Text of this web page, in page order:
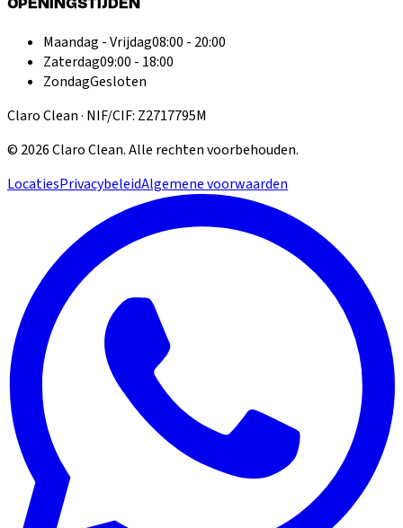
Maandag - Vrijdag08:00 - 20:00
Zaterdag09:00 - 18:00
ZondagGesloten
Claro Clean · NIF/CIF: Z2717795M
© 2026Claro Clean.Alle rechten voorbehouden.
LocatiesPrivacybeleidAlgemene voorwaarden